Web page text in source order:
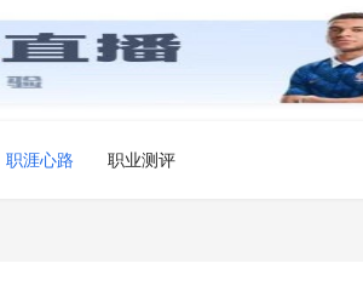
职涯心路 职业测评